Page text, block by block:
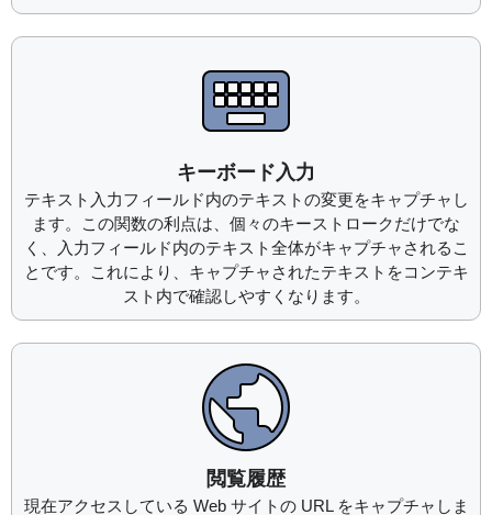
キーボード入力
テキスト入力フィールド内のテキストの変更をキャプチャし
ます。この関数の利点は、個々のキーストロークだけでな
く、入力フィールド内のテキスト全体がキャプチャされるこ
とです。これにより、キャプチャされたテキストをコンテキ
スト内で確認しやすくなります。
閲覧履歴
現在アクセスしている Web サイトの URL をキャプチャしま